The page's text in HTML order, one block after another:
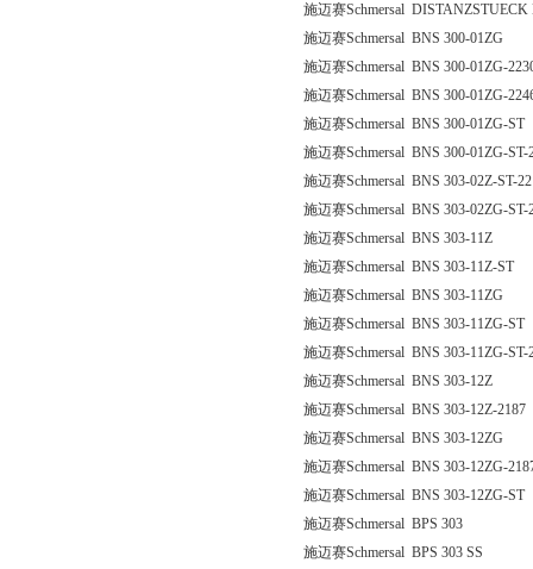
施迈赛Schmersal DISTANZSTUECK
施迈赛Schmersal BNS 300-01ZG
施迈赛Schmersal BNS 300-01ZG-
施迈赛Schmersal BNS 300-01ZG-
施迈赛Schmersal BNS 300-01ZG-ST
施迈赛Schmersal BNS 300-01ZG-ST-
施迈赛Schmersal BNS 303-02Z-ST-
施迈赛Schmersal BNS 303-02ZG-ST-
施迈赛Schmersal BNS 303-11Z
施迈赛Schmersal BNS 303-11Z-ST
施迈赛Schmersal BNS 303-11ZG
施迈赛Schmersal BNS 303-11ZG-ST
施迈赛Schmersal BNS 303-11ZG-ST-
施迈赛Schmersal BNS 303-12Z
施迈赛Schmersal BNS 303-12Z-2187
施迈赛Schmersal BNS 303-12ZG
施迈赛Schmersal BNS 303-12ZG-
施迈赛Schmersal BNS 303-12ZG-ST
施迈赛Schmersal BPS 303
施迈赛Schmersal BPS 303 SS